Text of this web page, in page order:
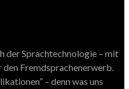
der Sprachtechnologie – mit
Fremdsprachenerwerb.
– denn was uns